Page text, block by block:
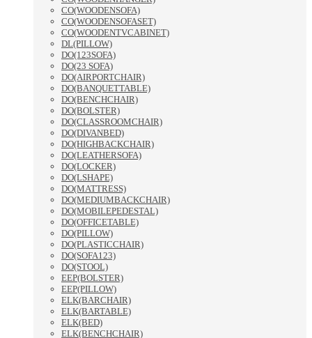
CO(WOODENSOFA)
CO(WOODENSOFASET)
CO(WOODENTVCABINET)
DL(PILLOW)
DO(123SOFA)
DO(23 SOFA)
DO(AIRPORTCHAIR)
DO(BANQUETTABLE)
DO(BENCHCHAIR)
DO(BOLSTER)
DO(CLASSROOMCHAIR)
DO(DIVANBED)
DO(HIGHBACKCHAIR)
DO(LEATHERSOFA)
DO(LOCKER)
DO(LSHAPE)
DO(MATTRESS)
DO(MEDIUMBACKCHAIR)
DO(MOBILEPEDESTAL)
DO(OFFICETABLE)
DO(PILLOW)
DO(PLASTICCHAIR)
DO(SOFA123)
DO(STOOL)
EEP(BOLSTER)
EEP(PILLOW)
ELK(BARCHAIR)
ELK(BARTABLE)
ELK(BED)
ELK(BENCHCHAIR)